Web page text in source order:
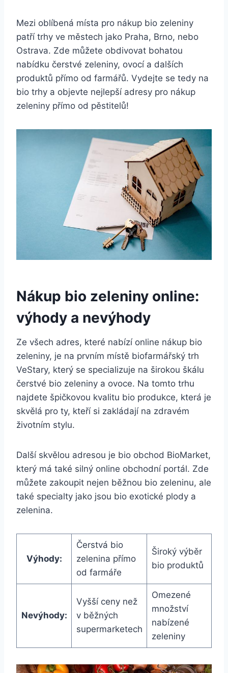
Mezi oblíbená místa pro‍ nákup bio ‍zeleniny
patří trhy ve městech jako Praha, Brno, nebo
Ostrava. Zde můžete obdivovat bohatou​
nabídku čerstvé zeleniny, ​ovocí a dalších
produktů přímo od farmářů. Vydejte ​se tedy na
bio⁣ trhy a objevte‌ nejlepší adresy ⁣pro ‌nákup⁤
zeleniny přímo od pěstitelů!
Nákup bio zeleniny online:
⁢výhody⁣ a nevýhody
Ze všech adres, které nabízí online ⁢nákup bio
zeleniny, je na ⁤prvním místě​ biofarmářský trh
VeStary, který⁢ se specializuje na ‌širokou škálu
čerstvé⁤ bio zeleniny ⁣a ovoce. Na tomto trhu
⁢najdete ⁢špičkovou kvalitu bio produkce, která je
skvělá pro ty, kteří si zakládají na zdravém
životním stylu.
Další skvělou adresou‍ je bio obchod BioMarket,
který má ​také​ silný online obchodní portál. Zde
můžete zakoupit nejen běžnou bio zeleninu, ale
také specialty jako jsou bio‍ exotické plody a
zelenina.
Výhody:
Čerstvá bio
zelenina přímo
od farmáře
Široký výběr​
bio ​produktů
Nevýhody:
Vyšší ceny než
v běžných‍
supermarketech
Omezené
⁤množství
nabízené
zeleniny